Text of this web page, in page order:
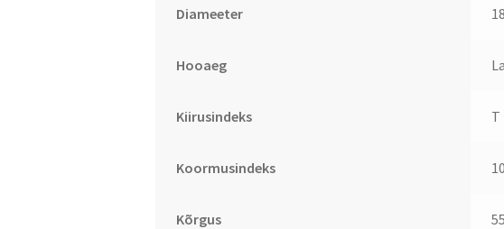
Diameeter 18
Hooaeg
Kiirusindeks T
Koormusindeks
Kõrgus 55